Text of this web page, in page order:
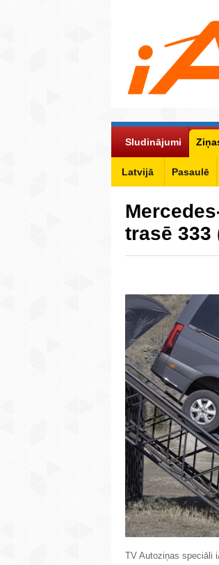
Sludinājumi
Latvijā Pasaulē
trasē 333
TV Autoziņas speciāli